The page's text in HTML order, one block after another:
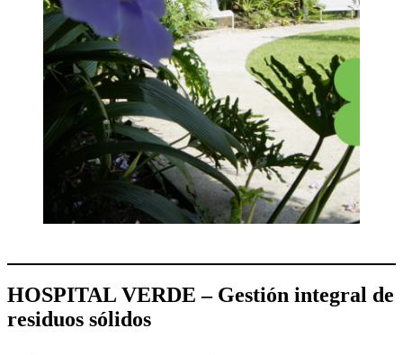
HOSPITAL VERDE – Gestión integral de
residuos sólidos